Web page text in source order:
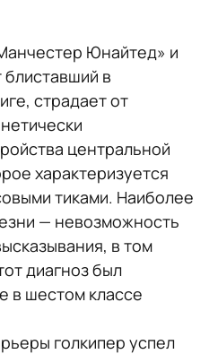
Юнайтед» и
в
страдает от
центральной
характеризуется
тиками. Наиболее
— невозможность
в том
диагноз был
в шестом классе
голкипер успел